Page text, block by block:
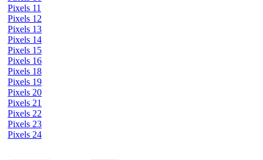
Pixels 11
Pixels 12
Pixels 13
Pixels 14
Pixels 15
Pixels 16
Pixels 18
Pixels 19
Pixels 20
Pixels 21
Pixels 22
Pixels 23
Pixels 24